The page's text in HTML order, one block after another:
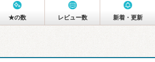
★の数 レビュー数 新着・更新